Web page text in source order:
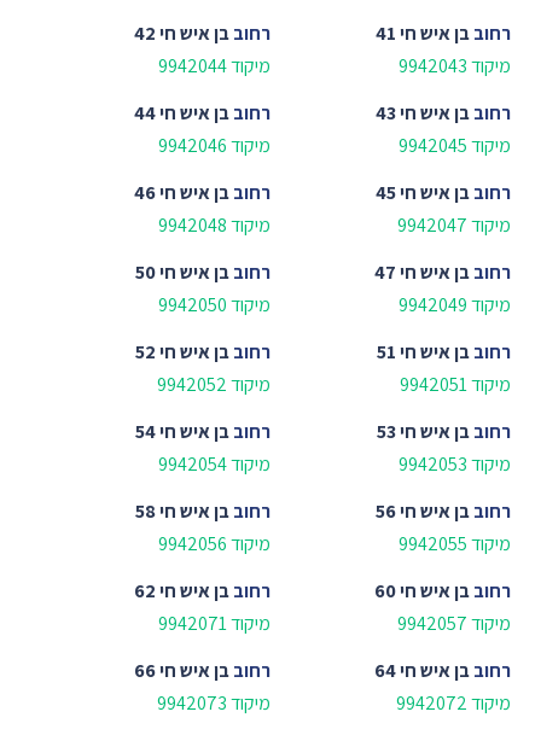
רחובבן איש חי 41
מיקוד 9942043
רחובבן איש חי 42
מיקוד 9942044
רחובבן איש חי 43
מיקוד 9942045
רחובבן איש חי 44
מיקוד 9942046
רחובבן איש חי 45
מיקוד 9942047
רחובבן איש חי 46
מיקוד 9942048
רחובבן איש חי 47
מיקוד 9942049
רחובבן איש חי 50
מיקוד 9942050
רחובבן איש חי 51
מיקוד 9942051
רחובבן איש חי 52
מיקוד 9942052
רחובבן איש חי 53
מיקוד 9942053
רחובבן איש חי 54
מיקוד 9942054
רחובבן איש חי 56
מיקוד 9942055
רחובבן איש חי 58
מיקוד 9942056
רחובבן איש חי 60
מיקוד 9942057
רחובבן איש חי 62
מיקוד 9942071
רחובבן איש חי 64
מיקוד 9942072
רחובבן איש חי 66
מיקוד 9942073